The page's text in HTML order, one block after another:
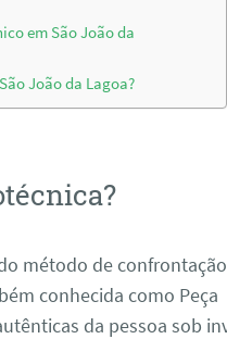
em São João da
João da Lagoa?
método de
conhecida como Peça
da pessoa sob